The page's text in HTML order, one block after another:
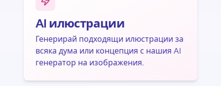
AI илюстрации
Генерирай подходящи илюстрации за
всяка дума или концепция с нашия AI
генератор на изображения.